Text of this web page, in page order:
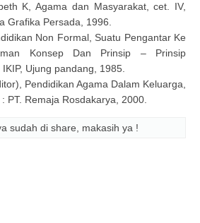
K, Agama dan Masyarakat, cet. IV,
Grafika Persada, 1996.
Non Formal, Suatu Pengantar Ke
Konsep Dan Prinsip – Prinsip
Ujung pandang, 1985.
Pendidikan Agama Dalam Keluarga,
PT. Remaja Rosdakarya, 2000.
sudah di share, makasih ya !